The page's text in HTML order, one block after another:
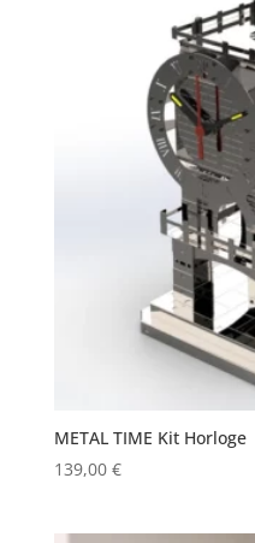
METAL TIME Kit Horloge
139,00 €